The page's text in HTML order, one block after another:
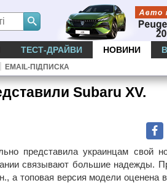
ТЕСТ-ДРАЙВИ НОВИНИ
| EMAIL-ПІДПИСКА
Subaru XV.
представила украинцам свой
связывают большие надежды.
а топовая версия модели оценена